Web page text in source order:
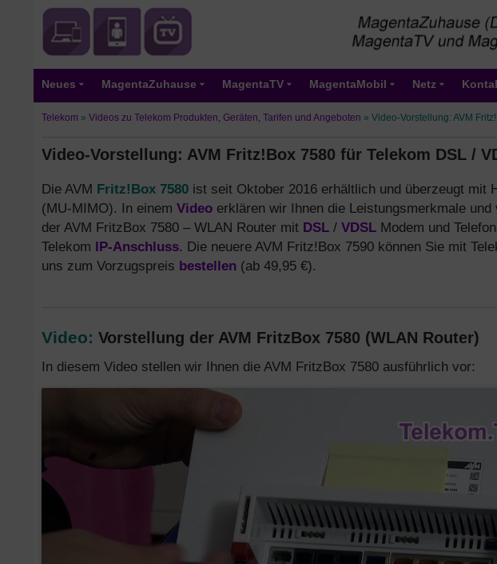
Neues MagentaZuhause MagentaTV MagentaMobil Netz
Telekom » Videos zu Telekom Produkten, Geräten, Tarifen und Angeboten » Video-Vorstellung: AVM
Video-Vorstellung: AVM Fritz!Box 7580 für Telekom DSL /
Die AVM Fritz!Box 7580 ist seit Oktober 2016 erhältlich und überzeugt mit
(MU-MIMO). In einem Video erklären wir Ihnen die Leistungsmerkmale und
der AVM FritzBox 7580 – WLAN Router mit DSL / VDSL Modem und
Telekom IP-Anschluss. Die neuere AVM Fritz!Box 7590 können Sie mit
uns zum Vorzugspreis bestellen (ab 49,95 €).
Video: Vorstellung der AVM FritzBox 7580 (WLAN Router)
In diesem Video stellen wir Ihnen die AVM FritzBox 7580 ausführlich vor: